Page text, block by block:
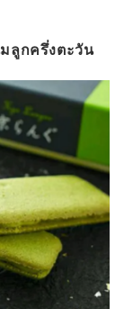
ลูกครึ่งตะวัน